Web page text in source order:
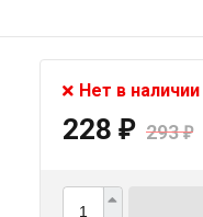
Нет в наличии
228 ₽ 293₽